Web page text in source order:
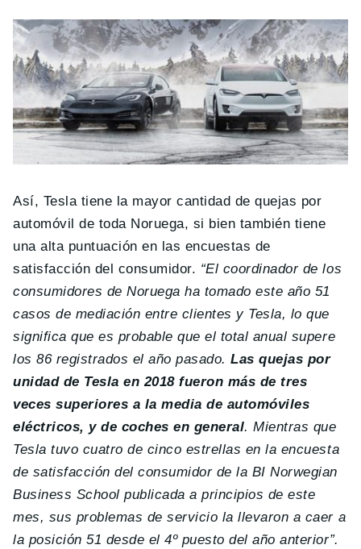
Así, Tesla tiene la mayor cantidad de quejas por
automóvil de toda Noruega, si bien también tiene
una alta puntuación en las encuestas de
satisfacción del consumidor. “El coordinador de los
consumidores de Noruega ha tomado este año 51
casos de mediación entre clientes y Tesla, lo que
significa que es probable que el total anual supere
los 86 registrados el año pasado.Las quejas por
unidad de Tesla en 2018 fueron más de tres
veces superiores a la media de automóviles
eléctricos, y de coches en general. Mientras que
Tesla tuvo cuatro de cinco estrellas en la encuesta
de satisfacción del consumidor de la BI Norwegian
Business School publicada a principios de este
mes, sus problemas de servicio la llevaron a caer a
la posición 51 desde el 4º puesto del año anterior”.